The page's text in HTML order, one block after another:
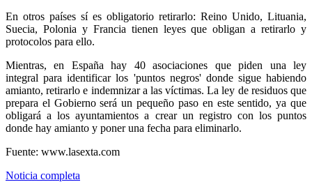
En otros países sí es obligatorio retirarlo: Reino Unido, Lituania,
Suecia, Polonia y Francia tienen leyes que obligan a retirarlo y
protocolos para ello.
Mientras, en España hay 40 asociaciones que piden una ley
integral para identificar los 'puntos negros' donde sigue habiendo
amianto, retirarlo e indemnizar a las víctimas. La ley de residuos que
prepara el Gobierno será un pequeño paso en este sentido, ya que
obligará a los ayuntamientos a crear un registro con los puntos
donde hay amianto y poner una fecha para eliminarlo.
Fuente: www.lasexta.com
Noticia completa